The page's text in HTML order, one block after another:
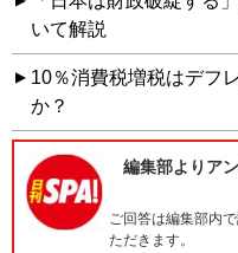
いて解説
10％消費税増税はデフ
か？